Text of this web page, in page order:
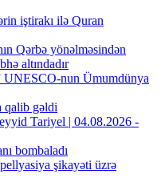
iştirakı ilə Quran
Qərbə yönəlməsindən
altındadır
UNESCO-nun Ümumdünya
qalib gəldi
Tariyel | 04.08.2026 -
bombaladı
şikayəti üzrə